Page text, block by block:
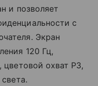
и позволяет
с
Экран
120 Гц,
охват P3,